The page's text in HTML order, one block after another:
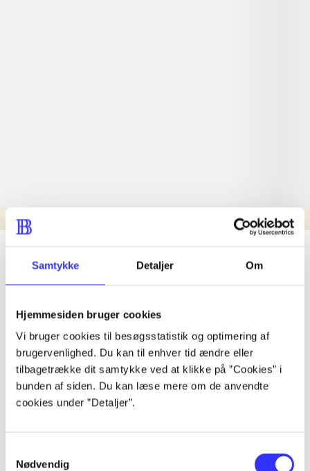
Samtykke Detaljer Om
Hjemmesiden bruger cookies
Vi bruger cookies til besøgsstatistik og optimering af
brugervenlighed. Du kan til enhver tid ændre eller
tilbagetrække dit samtykke ved at klikke på ”Cookies” i
bunden af siden. Du kan læse mere om de anvendte
cookies under ”Detaljer”.
Nødvendig
Nyhed
lorem ipsum dolor sit amet ...
lorem ipsum dolor sit amet ...
lorem ipsum dolor sit amet ...
lorem ipsum dolor sit amet ...
lorem ipsum dolor sit amet ...
lorem ipsum dolor sit amet ...
lorem ipsum dolor sit amet ...